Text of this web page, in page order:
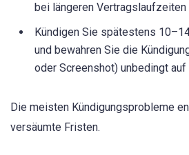
bei längeren Vertragslaufzeiten
Kündigen Sie spätestens
und bewahren Sie die
oder Screenshot) unbedingt auf
Die meisten Kündigungsprobleme
versäumte Fristen.